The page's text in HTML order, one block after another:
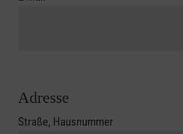
Adresse
Straße, Hausnummer